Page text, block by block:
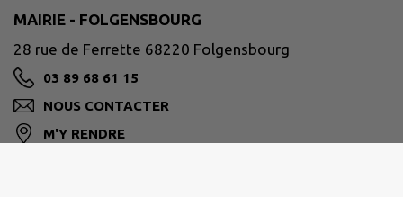
MAIRIE - FOLGENSBOURG
28 rue de Ferrette 68220 Folgensbourg
03 89 68 61 15
NOUS CONTACTER
M'Y RENDRE